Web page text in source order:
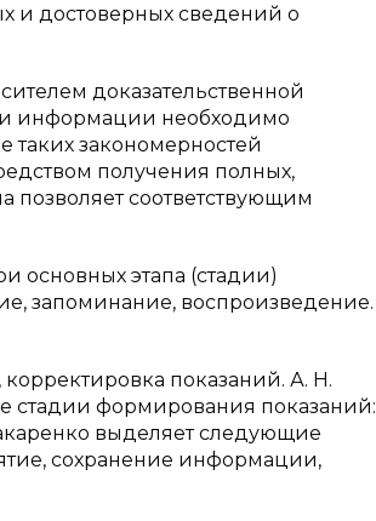
и достоверных сведений о
доказательственной
информации необходимо
таких закономерностей
получения полных,
позволяет соответствующим
основных этапа (стадии)
запоминание, воспроизведение.
показаний. А. Н.
стадии формирования показаний:
выделяет следующие
сохранение информации,